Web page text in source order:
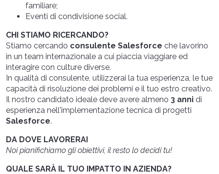
familiare;
Eventi di condivisione social.
CHI STIAMO RICERCANDO?
Stiamo cercando consulente Salesforce che lavorino
in un team internazionale a cui piaccia viaggiare ed
interagire con culture diverse.
In qualità di consulente, utilizzerai la tua esperienza, le tue
capacità di risoluzione dei problemi e il tuo estro creativo.
Il nostro candidato ideale deve avere almeno 3 anni di
esperienza nell'implementazione tecnica di progetti
Salesforce.
DA DOVE LAVORERAI
Noi pianifichiamo gli obiettivi, il resto lo decidi tu!
QUALE SARÀ IL TUO IMPATTO IN AZIENDA?